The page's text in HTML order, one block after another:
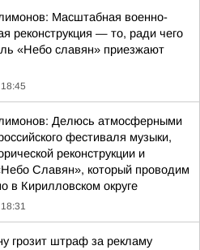
Масштабная военно-
реконструкция — то, ради чего
«Небо славян» приезжают
Делюсь атмосферными
фестиваля музыки,
реконструкции и
Славян», который проводим
в Кирилловском округе
грозит штраф за рекламу